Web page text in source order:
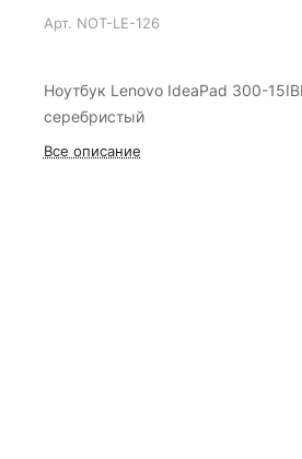
Арт. NOT-LE-126
Ноутбук Lenovo IdeaPad 300-
серебристый
Все описание